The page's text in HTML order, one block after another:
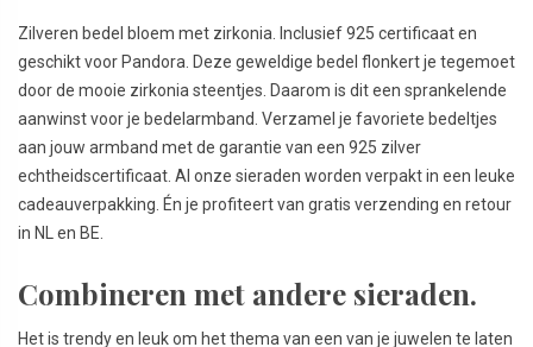
Zilveren bedel bloem met zirkonia. Inclusief 925 certificaat en
geschikt voor Pandora. Deze geweldige bedel flonkert je tegemoet
door de mooie zirkonia steentjes. Daarom is dit een sprankelende
aanwinst voor je bedelarmband. Verzamel je favoriete bedeltjes
aan jouw armband met de garantie van een 925 zilver
echtheidscertificaat. Al onze sieraden worden verpakt in een leuke
cadeauverpakking. Én je profiteert van gratis verzending en retour
in NL en BE.
Combineren met andere sieraden.
Het is trendy en leuk om het thema van een van je juwelen te laten